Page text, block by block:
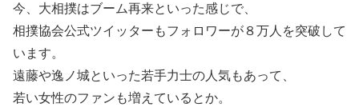
今、大相撲はブーム再来といった感じで、
相撲協会公式ツイッターもフォロワーが８万人を突破して
います。
遠藤や逸ノ城といった若手力士の人気もあって、
若い女性のファンも増えているとか。